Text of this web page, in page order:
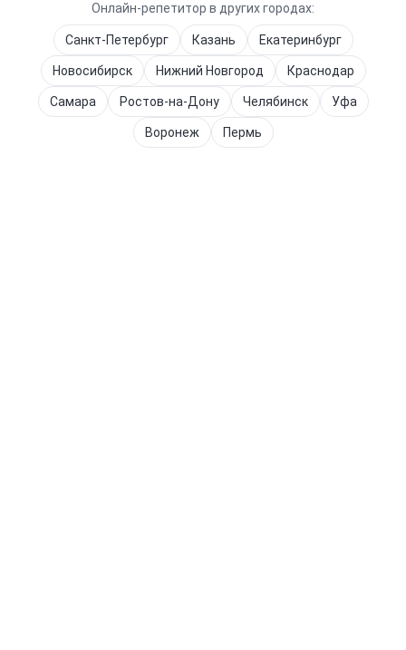
Онлайн-репетитор в других городах:
Санкт-Петербург Казань Екатеринбург
Новосибирск Нижний Новгород Краснодар
Самара Ростов-на-Дону Челябинск Уфа
Воронеж Пермь